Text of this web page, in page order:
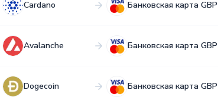
Cardano Банковская карта GBP
Avalanche Банковская карта GBP
Dogecoin Банковская карта GBP